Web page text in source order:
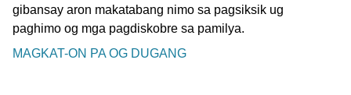
gibansay aron makatabang nimo sa pagsiksik ug
paghimo og mga pagdiskobre sa pamilya.
MAGKAT-ON PA OG DUGANG